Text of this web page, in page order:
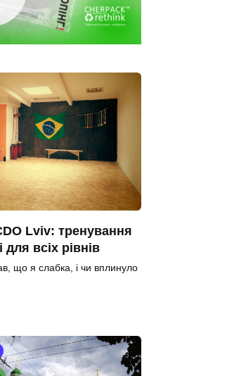
Lviv: тренування
для всіх рівнів
що я слабка, і чи вплинуло